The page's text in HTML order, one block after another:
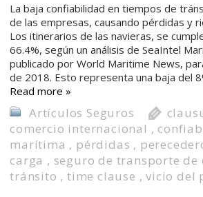
La baja confiabilidad en tiempos de
de las empresas, causando pérdidas y
Los itinerarios de las navieras, se
66.4%, según un análisis de SeaIntel
publicado por World Maritime News,
de 2018. Esto representa una baja del
Read more »
Artículos Seguros
comercio internacional ,
marítima , pérdidas ,
carga , seguro de transporte de
tránsito ,time clause ,vicio del